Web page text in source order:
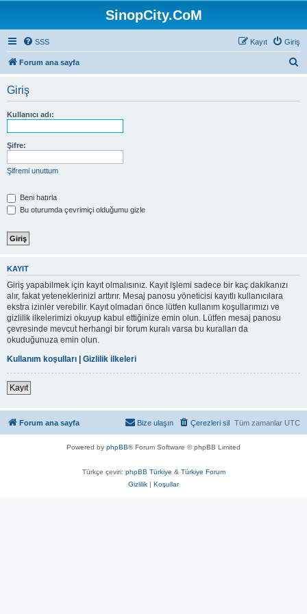
SinopCity.CoM
SSS Giriş
Kayıt
Forum ana sayfa
Giriş
Kullanıcı adı:
Şifre:
Şifremi unuttum
Beni hatırla
Bu oturumda çevrimiçi olduğumu gizle
KAYIT
Giriş yapabilmek için kayıt olmalısınız. Kayıt işlemi sadece bir kaç dakikanızı
alır, fakat yeteneklerinizi arttırır. Mesaj panosu yöneticisi kayıtlı kullanıcılara
ekstra izinler verebilir. Kayıt olmadan önce lütfen kullanım koşullarımızı ve
gizlilik ilkelerimizi okuyup kabul ettiğinize emin olun. Lütfen mesaj panosu
çevresinde mevcut herhangi bir forum kuralı varsa bu kuralları da
okuduğunuza emin olun.
Kullanım koşulları | Gizlilik ilkeleri
Kayıt
Forum ana sayfa Tüm zamanlar UTC
Çerezleri sil
Bize ulaşın
Powered by phpBB® Forum Software © phpBB Limited
Türkçe çeviri: phpBB Türkiye & Türkiye Forum
Gizlilik | Koşullar